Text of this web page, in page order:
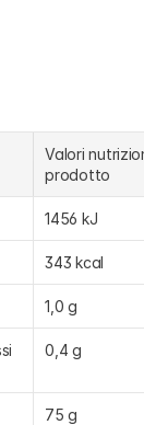
Valori
prodotto
1456 kJ
343 kcal
1,0 g
0,4 g
75 g